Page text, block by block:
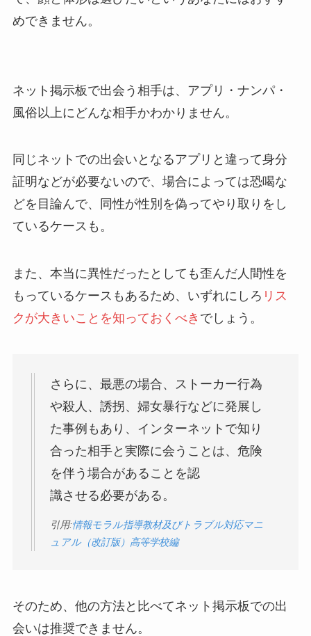
めできません。
ネット掲示板で出会う相手は、アプリ・ナンパ・
風俗以上にどんな相手かわかりません。
同じネットでの出会いとなるアプリと違って身分
証明などが必要ないので、場合によっては恐喝な
どを目論んで、同性が性別を偽ってやり取りをし
ているケースも。
また、本当に異性だったとしても歪んだ人間性を
もっているケースもあるため、いずれにしろ リス
クが大きいことを知っておくべき でしょう。
さらに、最悪の場合、ストーカー行為
や殺人、誘拐、婦女暴行などに発展し
た事例もあり、インターネットで知り
合った相手と実際に会うことは、危険
を伴う場合があることを認
識させる必要がある。
引用:情報モラル指導教材及びトラブル対応マニ
ュアル（改訂版）高等学校編
そのため、他の方法と比べてネット掲示板での出
会いは推奨できません。